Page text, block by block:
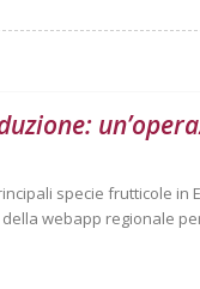
specie frutticole in
webapp regionale